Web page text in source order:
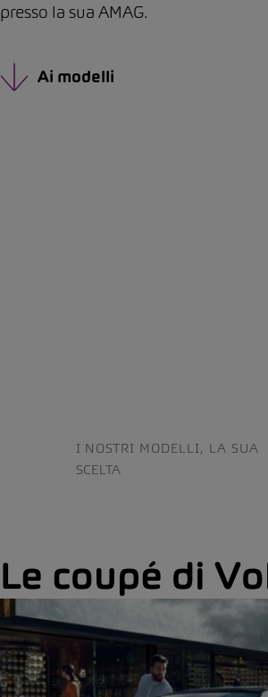
presso la sua AMAG.
Ai modelli
I NOSTRI MODELLI, LA SUA
SCELTA
Le coupé di